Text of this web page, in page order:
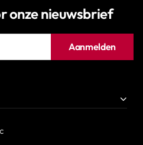
onze nieuwsbrief
Aanmelden